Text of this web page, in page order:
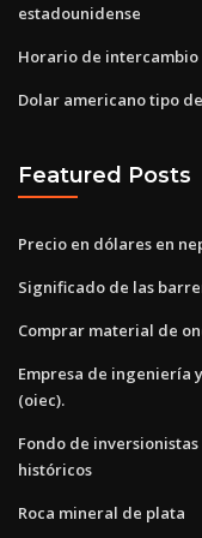
estadounidense
Horario de
Dolar americano tipo
Featured Posts
Precio en dólares en
Significado de las
Comprar material de
Empresa de ingeniería
(oiec).
Fondo de
históricos
Roca mineral de plata